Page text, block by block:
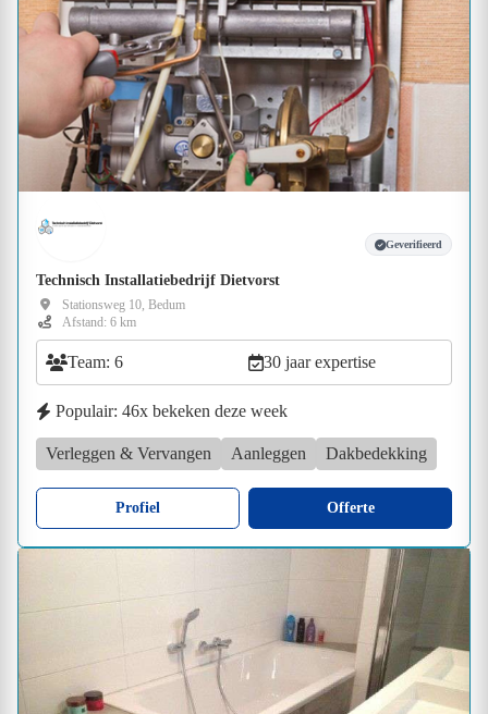
Geverifieerd
Technisch Installatiebedrijf Dietvorst
Stationsweg 10, Bedum
Afstand: 6 km
Team: 6 30 jaar expertise
Populair: 46x bekeken deze week
Verleggen & Vervangen Aanleggen Dakbedekking
Profiel Offerte